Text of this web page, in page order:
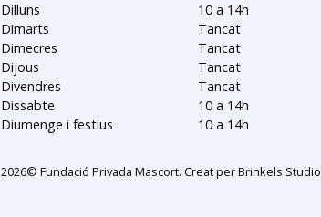
Dilluns
10 a 14h
Dimarts
Tancat
Dimecres
Tancat
Dijous
Tancat
Divendres
Tancat
Dissabte
10 a 14h
Diumenge i festius
10 a 14h
2026© Fundació Privada Mascort. Creat perBrinkels Studio